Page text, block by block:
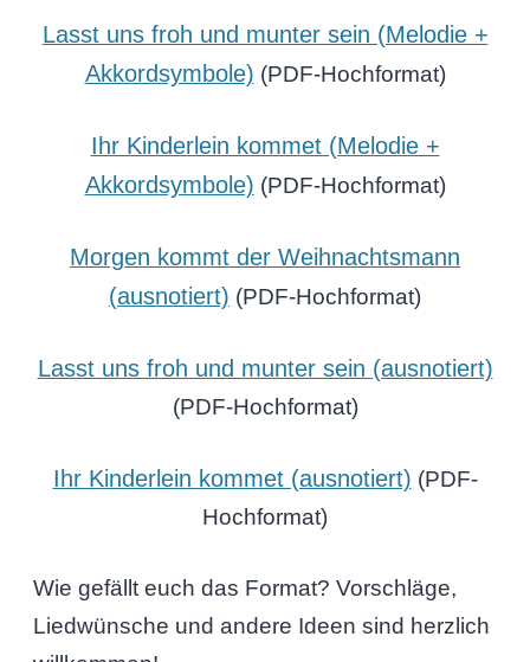
Lasst uns froh und munter sein (Melodie +
Akkordsymbole) (PDF-Hochformat)
Ihr Kinderlein kommet (Melodie +
Akkordsymbole) (PDF-Hochformat)
Morgen kommt der Weihnachtsmann
(ausnotiert) (PDF-Hochformat)
Lasst uns froh und munter sein (ausnotiert)
(PDF-Hochformat)
Ihr Kinderlein kommet (ausnotiert) (PDF-
Hochformat)
Wie gefällt euch das Format? Vorschläge,
Liedwünsche und andere Ideen sind herzlich